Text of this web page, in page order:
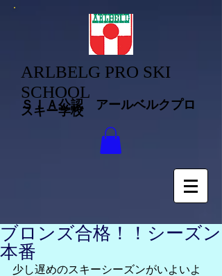
ARLBELG PRO SKI
SCHOOL
ＳＩＡ公認 アールベルクプロ
スキー学校
ブロンズ合格！！シーズン
本番
少し遅めのスキーシーズンがいよいよ